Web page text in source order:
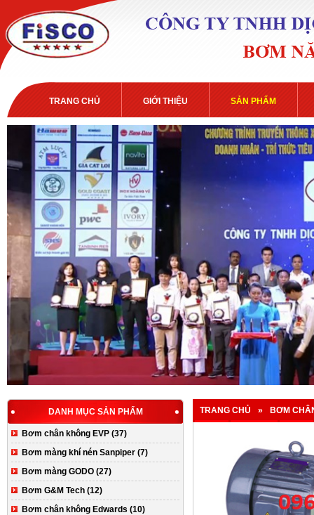
TRANG CHỦ GIỚI THIỆU SẢN PHẨM
DANH MỤC SẢN PHẨM
Bơm chân không EVP (37)
Bơm màng khí nén Sanpiper (7)
Bơm màng GODO (27)
Bơm G&M Tech (12)
Bơm chân không Edwards (10)
TRANG CHỦ » BƠM